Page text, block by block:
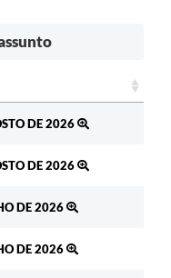
DE 2026
DE 2026
DE 2026
DE 2026